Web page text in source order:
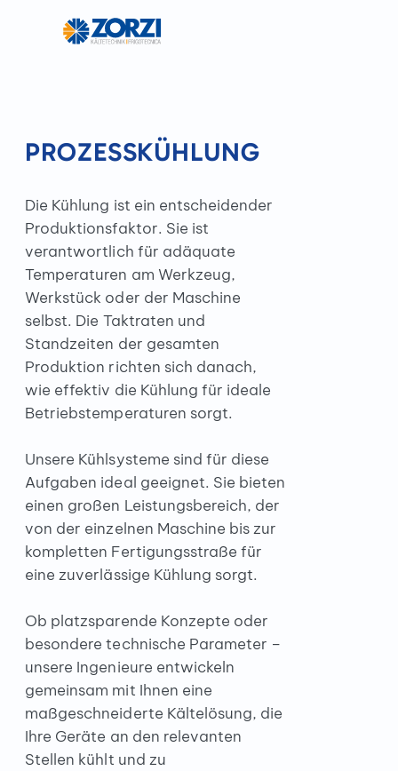
PROZESSKÜHLUNG
Die Kühlung ist ein entscheidender
Produktionsfaktor. Sie ist
verantwortlich für adäquate
Temperaturen am Werkzeug,
Werkstück oder der Maschine
selbst. Die Taktraten und
Standzeiten der gesamten
Produktion richten sich danach,
wie effektiv die Kühlung für ideale
Betriebstemperaturen sorgt.
Unsere Kühlsysteme sind für diese
Aufgaben ideal geeignet. Sie bieten
einen großen Leistungsbereich, der
von der einzelnen Maschine bis zur
kompletten Fertigungsstraße für
eine zuverlässige Kühlung sorgt.
Ob platzsparende Konzepte oder
besondere technische Parameter –
unsere Ingenieure entwickeln
gemeinsam mit Ihnen eine
maßgeschneiderte Kältelösung, die
Ihre Geräte an den relevanten
Stellen kühlt und zu